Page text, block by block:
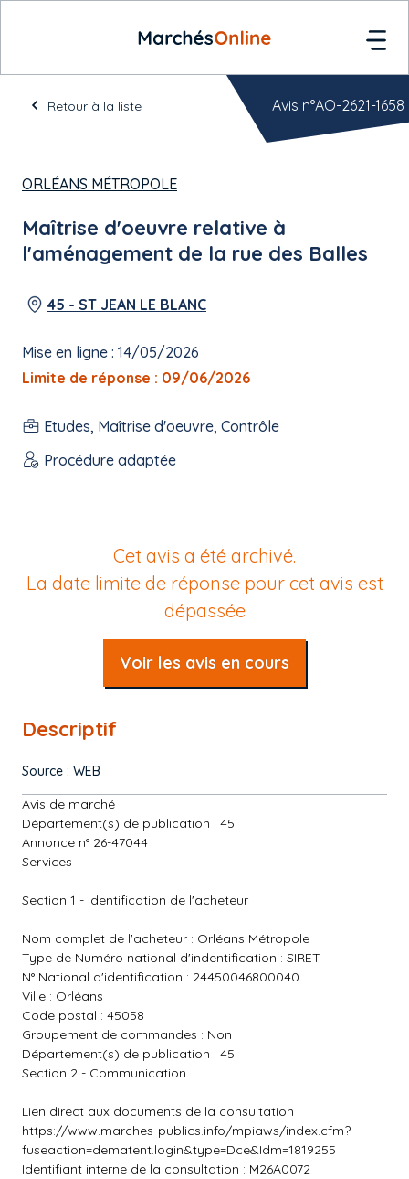
Retour à la liste
ORLÉANS MÉTROPOLE
Maîtrise d'oeuvre relative à
l'aménagement de la rue des Balles
45 - ST JEAN LE BLANC
Mise en ligne : 14/05/2026
Limite de réponse : 09/06/2026
Etudes, Maîtrise d'oeuvre, Contrôle
Procédure adaptée
Avis n°AO-2621-1658
Cet avis a été archivé.
La date limite de réponse pour cet avis est
dépassée
Voir les avis en cours
Descriptif
Source : WEB
Avis de marché
Département(s) de publication : 45
Annonce n° 26-47044
Services
Section 1 - Identification de l'acheteur
Nom complet de l'acheteur : Orléans Métropole
Type de Numéro national d'indentification : SIRET
N° National d'identification : 24450046800040
Ville : Orléans
Code postal : 45058
Groupement de commandes : Non
Département(s) de publication : 45
Section 2 - Communication
Lien direct aux documents de la consultation :
https://www.marches-publics.info/mpiaws/index.cfm?
fuseaction=dematent.login&type=Dce&Idm=1819255
Identifiant interne de la consultation : M26A0072